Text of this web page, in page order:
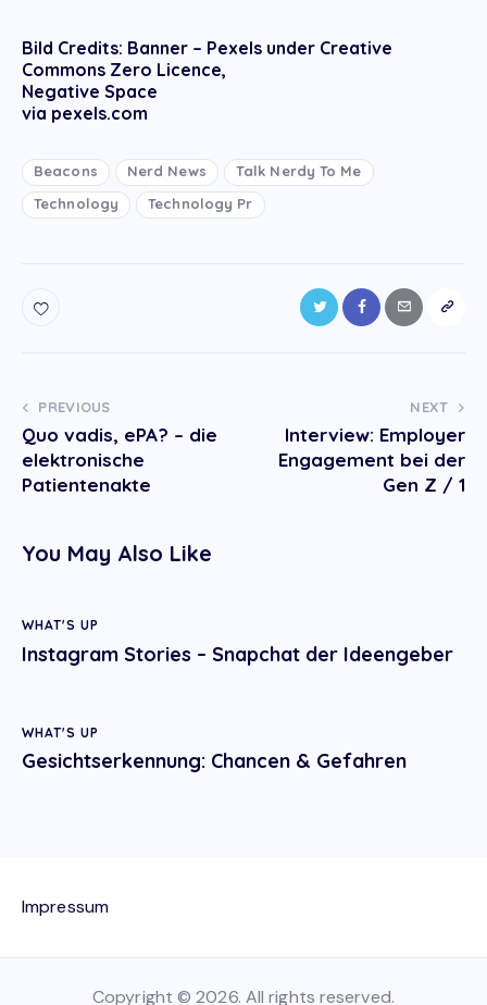
Bild Credits: Banner – Pexels under Creative
Commons Zero Licence,
Negative Space
via pexels.com
Beacons Nerd News
Talk Nerdy To Me
Technology
Technology Pr
Post
navigation
PREVIOUS
Quo vadis, ePA? – die
elektronische
Patientenakte
NEXT
Interview: Employer
Engagement bei der
Gen Z / 1
You May Also Like
WHAT'S UP
Instagram Stories – Snapchat der Ideengeber
WHAT'S UP
Gesichtserkennung: Chancen & Gefahren
Impressum
Copyright © 2026. All rights reserved.